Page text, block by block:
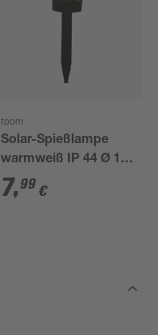
toom
Solar-Spießlampe
warmweiß IP 44 Ø 15
x 44 cm
7,99 €